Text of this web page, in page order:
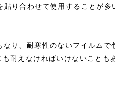
り合わせて使用することが
り、耐寒性のないフイルムで
えなければいけないことも